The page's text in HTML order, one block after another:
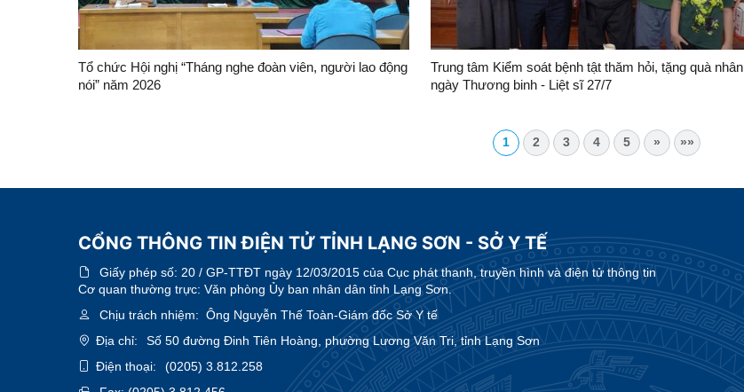
Tổ chức Hội nghị “Tháng nghe đoàn viên, người lao động
nói” năm 2026
Trung tâm Kiểm soát bệnh tật thăm hỏi, tặng quà nhân
ngày Thương binh - Liệt sĩ 27/7
1 2 3 4 5 » »»
CỔNG THÔNG TIN ĐIỆN TỬ TỈNH LẠNG SƠN - SỞ Y TẾ
Giấy phép số: 20 / GP-TTĐT ngày 12/03/2015 của Cục phát thanh, truyền hình và điện tử thông tin
Cơ quan thường trực: Văn phòng Ủy ban nhân dân tỉnh Lạng Sơn.
Chịu trách nhiệm: Ông Nguyễn Thế Toàn-Giám đốc Sở Y tế
Địa chỉ:
Số 50 đường Đinh Tiên Hoàng, phường Lương Văn Tri, tỉnh Lạng Sơn
Điện thoại:
(0205) 3.812.258